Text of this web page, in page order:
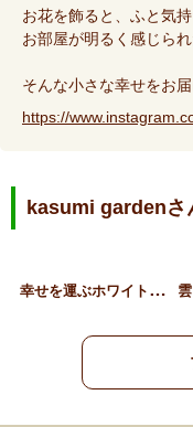
お花を飾ると、ふと気持
お部屋が明るく感じられ
そんな小さな幸せをお
https://
kasumi gardenさ
幸
せを運ぶホワイトグリーン…